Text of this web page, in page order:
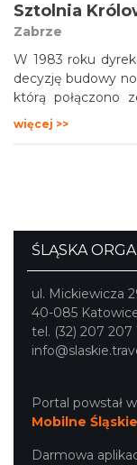
Sztolnia
Zabrze
W 1983 roku
decyzję budowy
którą połączono
„Królowa Luiza”.
doskonale
Zawodowego i
Bielszowice”,
bazie dawnego
Luizy” powstał
rodzinom z
więcej >>
ŚLĄSKA
ul. Mickiewicza
40-085
tel. (32) 207 207
Portal powstał
Mobilne Śląskie
Darmowa